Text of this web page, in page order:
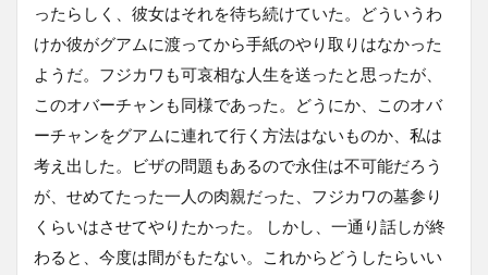
ったらしく、彼女はそれを待ち続けていた。どういうわ
けか彼がグアムに渡ってから手紙のやり取りはなかった
ようだ。フジカワも可哀相な人生を送ったと思ったが、
このオバーチャンも同様であった。どうにか、このオバ
ーチャンをグアムに連れて行く方法はないものか、私は
考え出した。ビザの問題もあるので永住は不可能だろう
が、せめてたった一人の肉親だった、フジカワの墓参り
くらいはさせてやりたかった。 しかし、一通り話しが終
わると、今度は間がもたない。これからどうしたらいい